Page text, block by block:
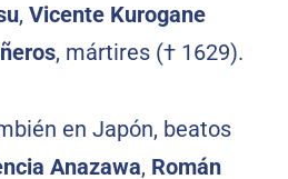
, Vicente Kurogane
, mártires († 1629).
en Japón, beatos
Anazawa, Román